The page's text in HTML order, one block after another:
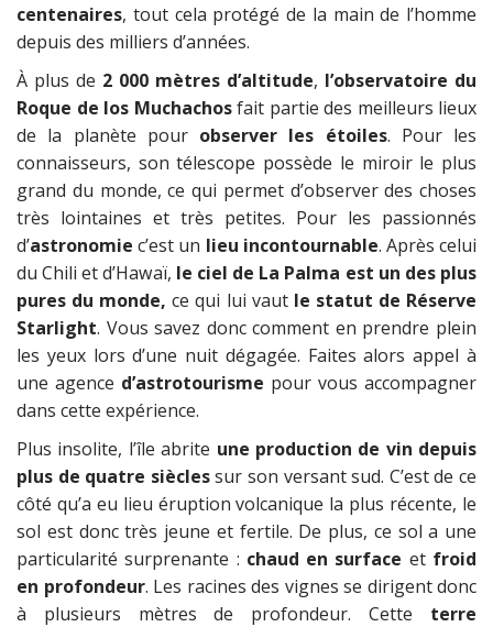
centenaires, tout cela protégé de la main de l’homme
depuis des milliers d’années.
À plus de 2 000 mètres d’altitude, l’observatoire du
Roque de los Muchachosfait partie des meilleurs lieux
de la planète pour observer les étoiles. Pour les
connaisseurs, son télescope possède le miroir le plus
grand du monde, ce qui permet d’observer des choses
très lointaines et très petites. Pour les passionnés
d’astronomie c’est un lieu incontournable. Après celui
du Chili et d’Hawaï, le ciel de La Palma est un des plus
pures du monde,ce qui lui vautle statut de Réserve
Starlight. Vous savez donc comment en prendre plein
les yeux lors d’une nuit dégagée. Faites alors appel à
une agence d’astrotourisme pour vous accompagner
dans cette expérience.
Plus insolite, l’île abrite une production de vin depuis
plus de quatre sièclessur son versant sud. C’est de ce
côté qu’a eu lieu éruption volcanique la plus récente, le
sol est donc très jeune et fertile. De plus, ce sol a une
particularité surprenante : chaud en surface et froid
en profondeur. Les racines des vignes se dirigent donc
à plusieurs mètres de profondeur. Cette terre